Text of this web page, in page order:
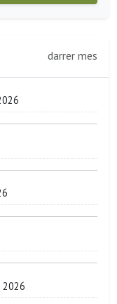
darrer mes
2026